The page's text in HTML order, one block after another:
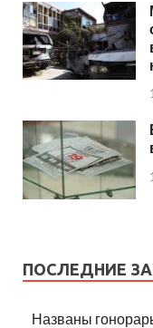
ПОСЛЕДНИЕ
Названы